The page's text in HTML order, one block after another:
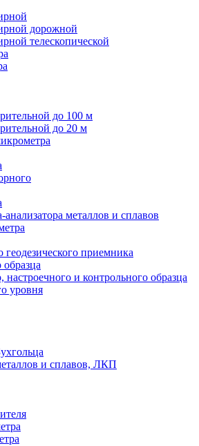
дорожной
телескопической
до 100 м
до 20 м
металлов и сплавов
приемника
настроечного и контрольного образца
уровня
и сплавов, ЛКП